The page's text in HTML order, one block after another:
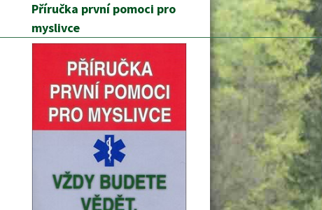
Příručka první pomoci pro
myslivce